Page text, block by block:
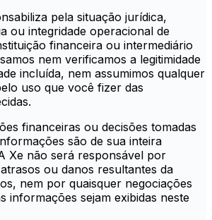
pela situação jurídica,
ou integridade operacional de
financeira ou intermediário
nem verificamos a legitimidade
incluída, nem assumimos qualquer
uso que você fizer das
financeiras ou decisões tomadas
são de sua inteira
Xe não será responsável por
ou danos resultantes da
nem por quaisquer negociações
informações sejam exibidas neste